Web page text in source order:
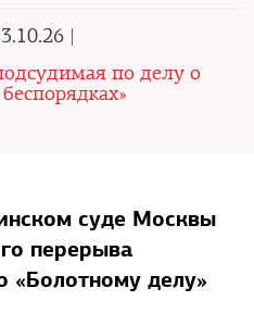
|
по делу о
суде Москвы
перерыва
«Болотному делу»